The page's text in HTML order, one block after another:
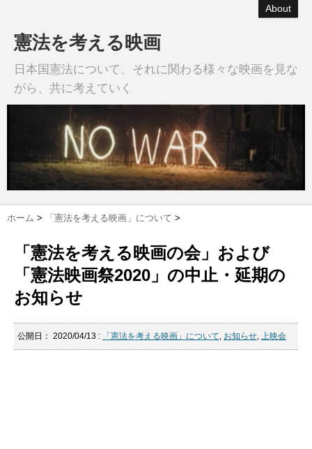
About
憲法を考える映画
日本国憲法について、それに関わる様々な映画を見な
がら、共に考えていく
ホーム > 「憲法を考える映画」について >
「憲法を考える映画の会」および
「憲法映画祭2020」の中止・延期の
お知らせ
公開日： 2020/04/13 : 「憲法を考える映画」について, お知らせ, 上映会